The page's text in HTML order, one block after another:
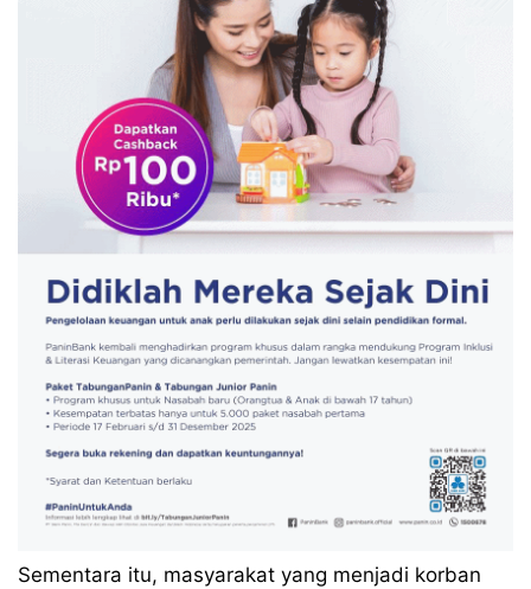
Sementara itu, masyarakat yang menjadi korban